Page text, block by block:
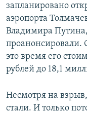
запланировано
аэропорта
Владимира
проанонсировали.
это время его
рублей до 18,1
Несмотря на
стали. И только